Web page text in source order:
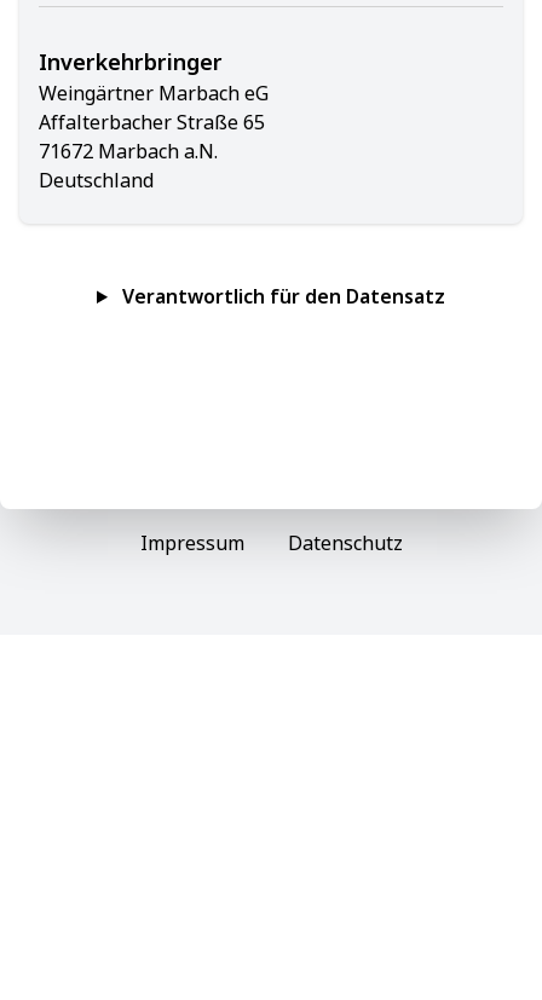
Inverkehrbringer
Weingärtner Marbach eG
Affalterbacher Straße 65
71672 Marbach a.N.
Deutschland
Verantwortlich für den Datensatz
Impressum Datenschutz